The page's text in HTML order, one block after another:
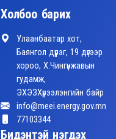
Холбоо барих
Улаанбаатар хот,
Баянгол дүүрэг, 19 дүгээр
хороо, Х.Чингүнжавын
гудамж,
ЭХЭЗХүрээлэнгийн байр
info@meei.energy.gov.mn
77103344
Бидэнтэй нэгдэх